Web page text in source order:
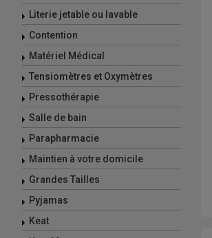
Literie jetable ou lavable
Contention
Matériel Médical
Tensiomètres et Oxymètres
Pressothérapie
Salle de bain
Parapharmacie
Maintien à votre domicile
Grandes Tailles
Pyjamas
Keat